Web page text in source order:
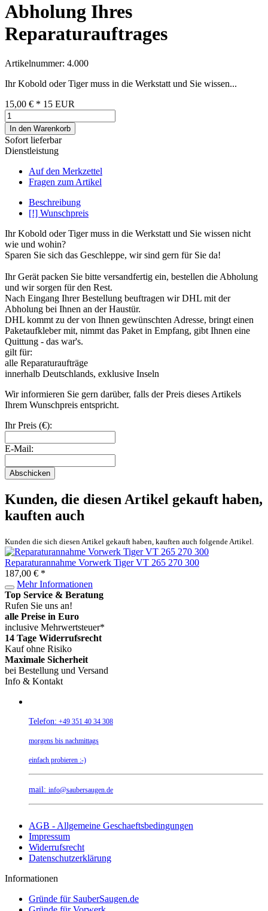
Abholung Ihres
Reparaturauftrages
Artikelnummer: 4.000
Ihr Kobold oder Tiger muss in die Werkstatt und Sie wissen...
15,00 € * 15 EUR
In den Warenkorb
Sofort lieferbar
Dienstleistung
Auf den Merkzettel
Fragen zum Artikel
Beschreibung
[!] Wunschpreis
Ihr Kobold oder Tiger muss in die Werkstatt und Sie wissen nicht
wie und wohin?
Sparen Sie sich das Geschleppe, wir sind gern für Sie da!
Ihr Gerät packen Sie bitte versandfertig ein, bestellen die Abholung
und wir sorgen für den Rest.
Nach Eingang Ihrer Bestellung beuftragen wir DHL mit der
Abholung bei Ihnen an der Haustür.
DHL kommt zu der von Ihnen gewünschten Adresse, bringt einen
Paketaufkleber mit, nimmt das Paket in Empfang, gibt Ihnen eine
Quittung - das war's.
gilt für:
alle Reparaturaufträge
innerhalb Deutschlands, exklusive Inseln
Wir informieren Sie gern darüber, falls der Preis dieses Artikels
Ihrem Wunschpreis entspricht.
Ihr Preis (€):
E-Mail:
Abschicken
Kunden, die diesen Artikel gekauft haben,
kauften auch
Kunden die sich diesen Artikel gekauft haben, kauften auch folgende Artikel.
Reparaturannahme Vorwerk Tiger VT 265 270 300
187,00 € *
Mehr Informationen
Top Service & Beratung
Rufen Sie uns an!
alle Preise in Euro
inclusive Mehrwertsteuer*
14 Tage Widerrufsrecht
Kauf ohne Risiko
Maximale Sicherheit
bei Bestellung und Versand
Info & Kontakt
Telefon: +49 351 40 34 308
morgens bis nachmittags
einfach probieren :-)
mail: info@saubersaugen.de
AGB - Allgemeine Geschaeftsbedingungen
Impressum
Widerrufsrecht
Datenschutzerklärung
Informationen
Gründe für SauberSaugen.de